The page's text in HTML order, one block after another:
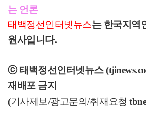
는 언론
태백정선인터넷뉴스는 한국지역
원사입니다.
ⓒ 태백정선인터넷뉴스
재배포 금지
(기사제보/광고문의/취재요청